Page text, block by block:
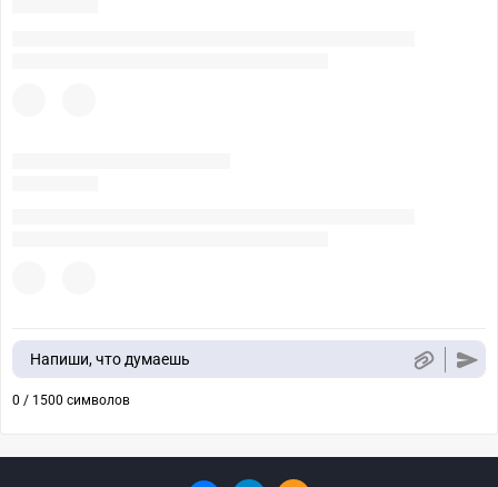
Напиши, что думаешь
0 / 1500 символов